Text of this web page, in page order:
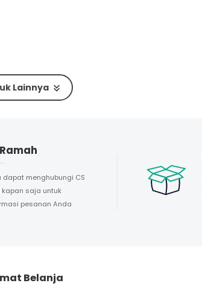
Lainnya
dapat menghubungi CS
kapan saja untuk
pesanan Anda
Belanja